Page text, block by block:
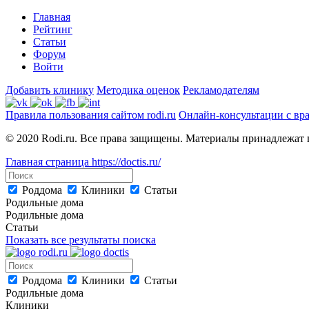
Главная
Рейтинг
Статьи
Форум
Войти
Добавить клинику Методика оценок Рекламодателям
Правила пользования сайтом rodi.ru Онлайн-консультации с
© 2020 Rodi.ru. Все права защищены. Материалы принадлежат
Главная страница https://doctis.ru/
Роддома Клиники
Статьи
Родильные дома
Родильные дома
Статьи
Показать все результаты поиска
Роддома Клиники
Статьи
Родильные дома
Клиники